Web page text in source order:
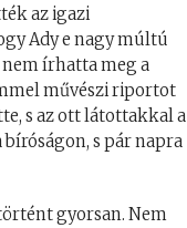
az igazi
Ady e nagy múltú
írhatta meg a
művészi riportot
s az ott látottakkal a
s pár napra
gyorsan. Nem